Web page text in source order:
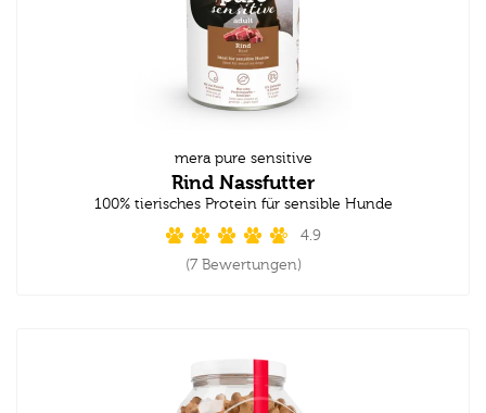
mera pure sensitive
Rind Nassfutter
100% tierisches Protein für sensible Hunde
4.9
(7 Bewertungen)